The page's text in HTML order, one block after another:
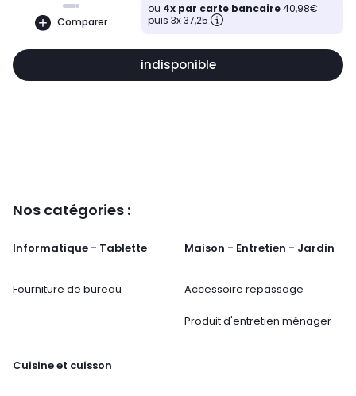
Comparer
ou 4x par carte bancaire40,98€
puis 3x 37,25
indisponible
Nos catégories :
Informatique - Tablette
Fourniture de bureau
Maison - Entretien - Jardin
Accessoire repassage
Produit d'entretien ménager
Cuisine et cuisson